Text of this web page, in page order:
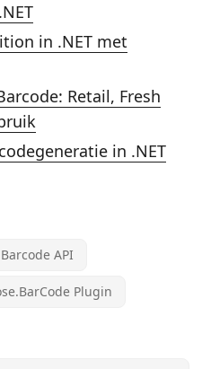
in .NET met
Retail, Fresh
in .NET
API
Plugin